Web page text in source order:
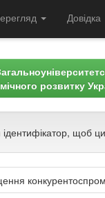
Довідка
розвитку
щоб